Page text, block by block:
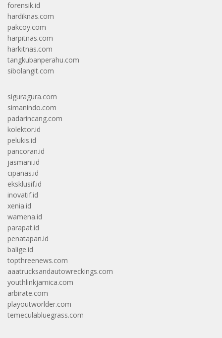
forensik.id
hardiknas.com
pakcoy.com
harpitnas.com
harkitnas.com
tangkubanperahu.com
sibolangit.com
siguragura.com
simanindo.com
padarincang.com
kolektor.id
pelukis.id
pancoran.id
jasmani.id
cipanas.id
eksklusif.id
inovatif.id
xenia.id
wamena.id
parapat.id
penatapan.id
balige.id
topthreenews.com
aaatrucksandautowreckings.com
youthlinkjamica.com
arbirate.com
playoutworlder.com
temeculabluegrass.com